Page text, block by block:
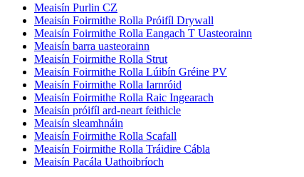
Meaisín Purlin CZ
Meaisín Foirmithe Rolla Próifíl Drywall
Meaisín Foirmithe Rolla Eangach T Uasteorainn
Meaisín barra uasteorainn
Meaisín Foirmithe Rolla Strut
Meaisín Foirmithe Rolla Lúibín Gréine PV
Meaisín Foirmithe Rolla Iarnróid
Meaisín Foirmithe Rolla Raic Ingearach
Meaisín próifíl ard-neart feithicle
Meaisín sleamhnáin
Meaisín Foirmithe Rolla Scafall
Meaisín Foirmithe Rolla Tráidire Cábla
Meaisín Pacála Uathoibríoch